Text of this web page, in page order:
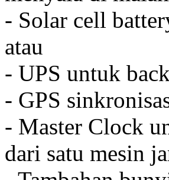
- Solar cell
atau
- UPS untuk
- GPS
- Master Clock
dari satu mesin